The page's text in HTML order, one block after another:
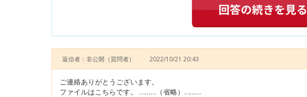
返信者：非公開 （質問者） 2022/10/21 20:43
ご連絡ありがとうございます。
ファイルはこちらです。 ………（省略）………